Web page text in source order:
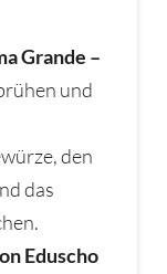
Grande –
und
den
das
Eduscho